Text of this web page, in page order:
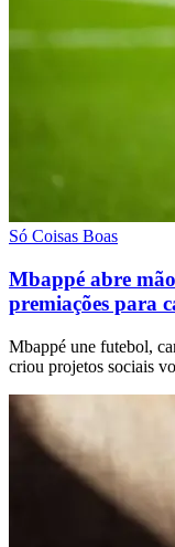
Só Coisas Boas
Mbappé abre mão
premiações para
Mbappé une futebol,
criou projetos sociais